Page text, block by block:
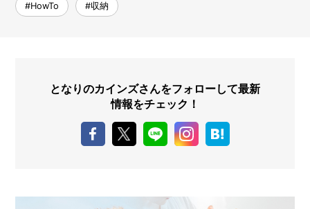
#HowTo #収納
となりのカインズさんをフォローして最新
情報をチェック！